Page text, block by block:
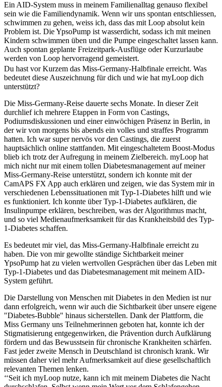
Ein AID-System muss in meinem Familienalltag genauso flexibel
sein wie die Familiendynamik. Wenn wir uns spontan entschliessen,
schwimmen zu gehen, weiss ich, dass das mit Loop absolut kein
Problem ist. Die YpsoPump ist wasserdicht, sodass ich mit meinen
Kindern schwimmen üben und die Pumpe eingeschaltet lassen kann.
Auch spontan geplante Freizeitpark-Ausflüge oder Kurzurlaube
werden von Loop hervorragend gemeistert.
Du hast vor Kurzem das Miss-Germany-Halbfinale erreicht. Was
bedeutet diese Auszeichnung für dich und wie hat myLoop dich
unterstützt?
Die Miss-Germany-Reise dauerte sechs Monate. In dieser Zeit
durchlief ich mehrere Etappen in Form von Castings,
Podiumsdiskussionen und einer einwöchigen Präsenz in Berlin, in
der wir von morgens bis abends ein volles und straffes Programm
hatten. Ich war super nervös vor den Castings, die zuerst
hauptsächlich online stattfanden. Mit eingeschaltetem Boost-Modus
blieb ich trotz der Aufregung in meinem Zielbereich. myLoop hat
mich nicht nur mit einem tollen Diabetesmanagement auf meiner
Miss-Germany-Reise unterstützt, sondern ich konnte mit der
CamAPS FX App auch erklären und zeigen, wie das System mir in
verschiedenen Lebenssituationen mit Typ-1-Diabetes hilft und wie
es funktioniert. Ich konnte über Typ-1-Diabetes aufklären, die
Insulinpumpe erklären, beschreiben, was der Algorithmus macht,
und so viel Medienaufmerksamkeit für das Krankheitsbild des Typ-
1-Diabetes schaffen.
Es bedeutet mir viel, das Miss-Germany-Halbfinale erreicht zu
haben. Die von mir gewollte ständige Sichtbarkeit meiner
YpsoPump hat zu vielen wertvollen Gesprächen über das Leben mit
Typ-1-Diabetes und das Diabetesmanagement mit meinem AID-
System geführt.
Die Darstellung von Menschen mit Diabetes in den Medien ist nur
dann erfolgreich, wenn wir auch die Sichtbarkeit über unsere eigene
"Diabetes-Bubble" hinaus sicherstellen. Dank der Plattform, die
Miss Germany uns Teilnehmerinnen geboten hat, konnte ich der
Stigmatisierung entgegenwirken, die Prävention durch Aufklärung
fördern und das Bewusstsein für chronische Krankheiten schärfen.
Fast jeder zweite Mensch in Deutschland ist chronisch krank. Wir
müssen daher viel mehr Aufmerksamkeit auf diese gesellschaftlich
relevanten Themen lenken.
‘‘Seit ich myLoop nutze, kann ich mit meinem Diabetes die Nacht